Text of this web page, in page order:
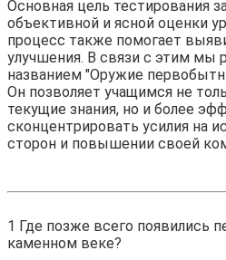
Основная цель тестирования
объективной и ясной оценки
процесс также помогает
улучшения. В связи с этим мы
названием "Оружие
Он позволяет учащимся не
текущие знания, но и более
сконцентрировать усилия на
сторон и повышении своей
1 Где позже всего появились
каменном веке?